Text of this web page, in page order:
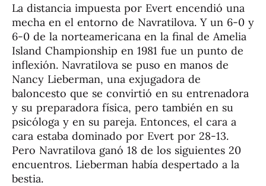
La distancia impuesta por Evert encendió una
mecha en el entorno de Navratilova. Y un 6-0 y
6-0 de la norteamericana en la final de Amelia
Island Championship en 1981 fue un punto de
inflexión. Navratilova se puso en manos de
Nancy Lieberman, una exjugadora de
baloncesto que se convirtió en su entrenadora
y su preparadora física, pero también en su
psicóloga y en su pareja. Entonces, el cara a
cara estaba dominado por Evert por 28-13.
Pero Navratilova ganó 18 de los siguientes 20
encuentros. Lieberman había despertado a la
bestia.